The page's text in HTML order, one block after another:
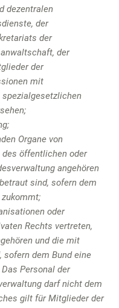
dezentralen
der
der
der
der
mit
Organe von
des öffentlichen oder
angehören
sind, sofern dem
oder
Rechts vertreten,
und die mit
sofern dem Bund eine
Personal der
darf nicht dem
gilt für Mitglieder der